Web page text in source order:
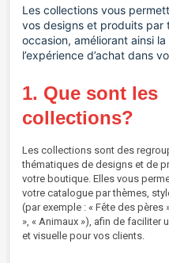
Les collections vous
vos designs et produits par
occasion, améliorant ainsi
l’expérience d’achat dans
1. Que sont les
collections?
Les collections sont des
thématiques de designs et de
votre boutique. Elles vous
votre catalogue par thèmes,
(par exemple : « Fête des pères
», « Animaux »), afin de faciliter
et visuelle pour vos clients.